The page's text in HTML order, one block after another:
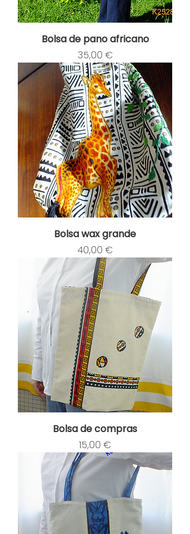
Bolsa de pano africano
Preço
35,00 €
Bolsa wax grande
Preço
40,00 €
Bolsa de compras
Preço
15,00 €